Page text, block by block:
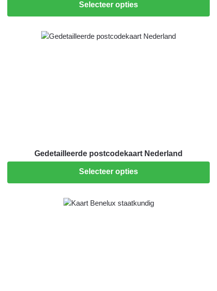
Selecteer opties
Gedetailleerde postcodekaart Nederland
Selecteer opties